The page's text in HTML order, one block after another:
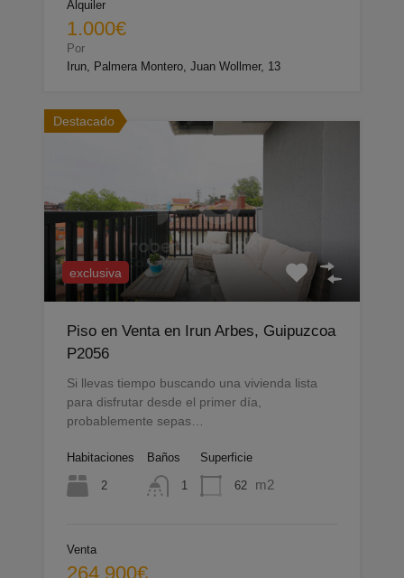
Alquiler
1.000€
Por
Irun, Palmera Montero, Juan Wollmer, 13
Destacado
exclusiva
Piso en Venta en Irun Arbes, Guipuzcoa
P2056
Si llevas tiempo buscando una vivienda lista
para disfrutar desde el primer día,
probablemente sepas…
Habitaciones
2
Baños
1
Superficie
62 m2
Venta
264.900€